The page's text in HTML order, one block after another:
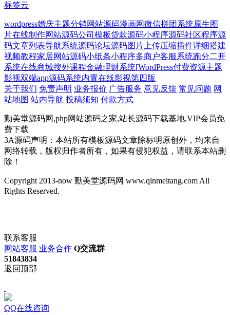
标签云
wordpress婚庆主题分销网站源码漫画网微信拼团系统原生图
片在线制作网站源码公司模板贷款源码小程序源码社区程序源
码文章列表导航系统源码论坛源码图片上传压缩插件详细搭建
视频教程家居网站源码小纸条小程序多商户客服系统跑分二开
系统在线商城搜外课程金融理财系统[WordPress付费资源主题
影视双端app源码系统内置在线影视第四版
关于我们 免责声明 业务报价 广告服务 意见反馈 常见问题 网
站地图 站内导航 投稿须知 付款方式
勤美堂源码网,php网站源码之家,站长源码下载基地,VIP会员免
费下载
3A源码声明：本站所有模板源码文章除标明原创外，均来自
网络转载，版权归作者所有，如果有侵犯权益，请联系本站删
除！
Copyright 2013-now 勤美堂源码网 www.qinmeitang.com All
Rights Reserved.
联系客服
网站客服 业务合作 Q交流群
51843834
返回顶部
QQ在线咨询